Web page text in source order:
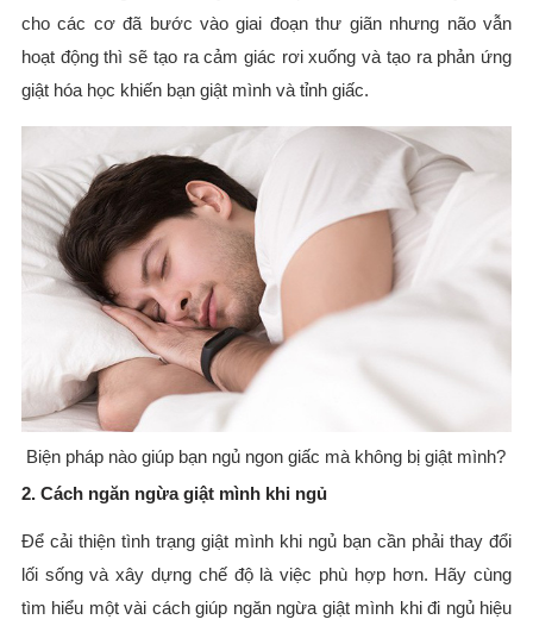
cho các cơ đã bước vào giai đoạn thư giãn nhưng não vẫn
hoạt động thì sẽ tạo ra cảm giác rơi xuống và tạo ra phản ứng
giật hóa học khiến bạn giật mình và tỉnh giấc.
Biện pháp nào giúp bạn ngủ ngon giấc mà không bị giật mình?
2. Cách ngăn ngừa giật mình khi ngủ
Để cải thiện tình trạng giật mình khi ngủ bạn cần phải thay đổi
lối sống và xây dựng chế độ là việc phù hợp hơn. Hãy cùng
tìm hiểu một vài cách giúp ngăn ngừa giật mình khi đi ngủ hiệu